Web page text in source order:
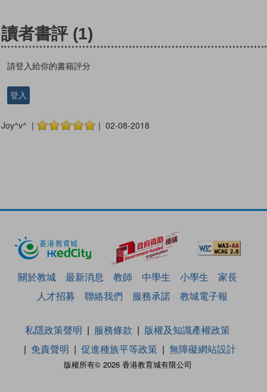
讀者書評 (1)
請登入給你的書籍評分
登入
Joy^v^ | | 02-08-2018
關於教城 最新消息 教師 中學生 小學生
家長
人才招募
聯絡我們 服務承諾 教城電子報
版權所有© 2026 香港教育城有限公司
私隱政策聲明 服務條款
版權及知識產權政策
免責聲明
促進種族平等政策 無障礙網站設計